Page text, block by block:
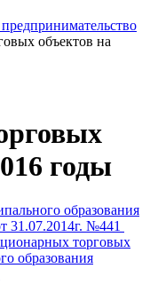
объектов на
годы
образования
31.07.2014г. №441
торговых
образования